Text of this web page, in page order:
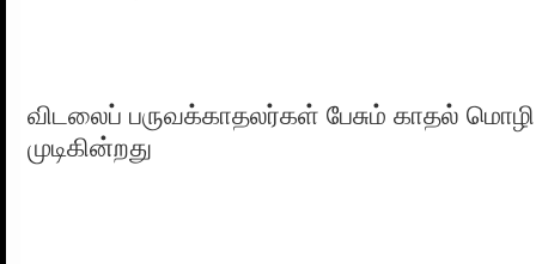
விடலைப் பருவக்காதலர்கள் பேசும் காதல்
முடிகின்றது